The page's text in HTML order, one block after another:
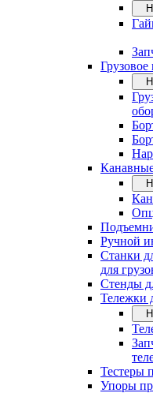
Ручной
Станки
для
Стенды
Тележки
Тестеры
Упоры